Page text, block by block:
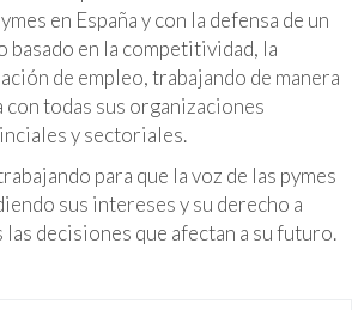
en España y con la defensa de un
basado en la competitividad, la
de empleo, trabajando de manera
con todas sus organizaciones
y sectoriales.
para que la voz de las pymes
sus intereses y su derecho a
decisiones que afectan a su futuro.